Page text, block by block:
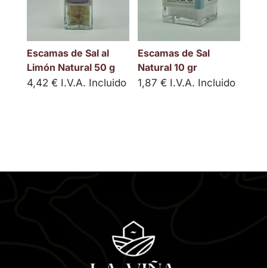
Escamas de Sal al
Limón Natural 50 g
4,42 € I.V.A. Incluido
Escamas de Sal
Natural 10 gr
1,87€ I.V.A. Incluido